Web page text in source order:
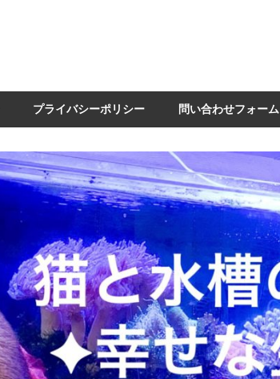
プライバシーポリシー 問い合わせフォーム